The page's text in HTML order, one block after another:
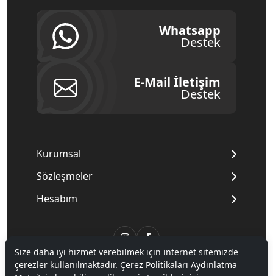
Whatsapp
Destek
E-Mail İletişim
Destek
Kurumsal
Sözleşmeler
Hesabım
© 2020Mnpc. Tüm hakları saklıdır.
Size daha iyi hizmet verebilmek için internet sitemizde
çerezler kullanılmaktadır. Çerez Politikaları Aydınlatma